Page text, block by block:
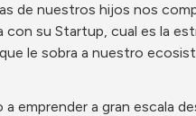
de nuestros hijos nos
con su Startup, cual es la
le sobra a nuestro
emprender a gran escala